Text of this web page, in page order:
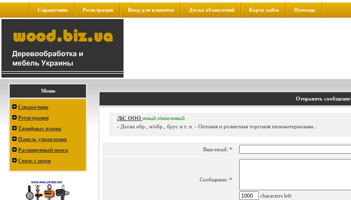
Справочник Регистрация Вход для клиентов Доска объявлений Карта сайта Помощь
Меню
Справочник
Регистрация
Тарифные планы
Панель управления
Расширенный поиск
Связь с нами
Отправить сообщение
ЛiС ООО новый обновленный
- Доска обр., н/обр., брус и т. п. - Оптовая и розничная торговля пиломатериалами...
Ваш email: *
Сообщение: *
characters left